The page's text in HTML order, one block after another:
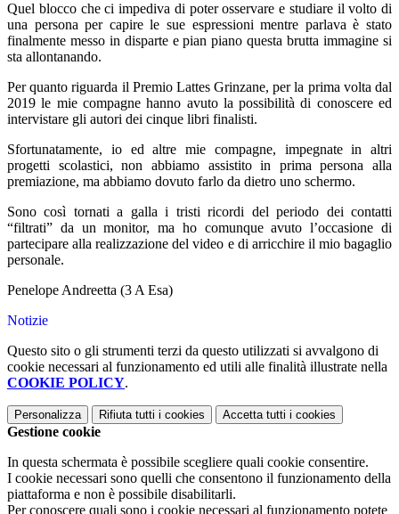
Quel blocco che ci impediva di poter osservare e studiare il volto di
una persona per capire le sue espressioni mentre parlava è stato
finalmente messo in disparte e pian piano questa brutta immagine si
sta allontanando.
Per quanto riguarda il Premio Lattes Grinzane, per la prima volta dal
2019 le mie compagne hanno avuto la possibilità di conoscere ed
intervistare gli autori dei cinque libri finalisti.
Sfortunatamente, io ed altre mie compagne, impegnate in altri
progetti scolastici, non abbiamo assistito in prima persona alla
premiazione, ma abbiamo dovuto farlo da dietro uno schermo.
Sono così tornati a galla i tristi ricordi del periodo dei contatti
“filtrati” da un monitor, ma ho comunque avuto l’occasione di
partecipare alla realizzazione del video e di arricchire il mio bagaglio
personale.
Penelope Andreetta (3 A Esa)
Notizie
Questo sito o gli strumenti terzi da questo utilizzati si avvalgono di
cookie necessari al funzionamento ed utili alle finalità illustrate nella
COOKIE POLICY.
Personalizza Rifiuta tutti i cookies Accetta tutti i cookies
Gestione cookie
In questa schermata è possibile scegliere quali cookie consentire.
I cookie necessari sono quelli che consentono il funzionamento della
piattaforma e non è possibile disabilitarli.
Per conoscere quali sono i cookie necessari al funzionamento potete